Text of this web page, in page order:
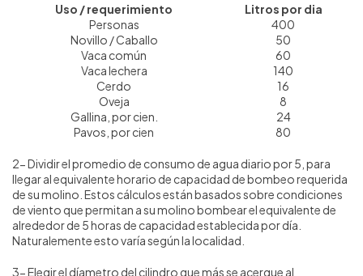
Uso / requerimiento
Litros por dia
Personas
400
Novillo / Caballo
50
Vaca común
60
Vaca lechera
140
Cerdo
16
Oveja
8
Gallina, por cien.
24
Pavos, por cien
80
2- Dividir el promedio de consumo de agua diario por 5, para
llegar al equivalente horario de capacidad de bombeo requerida
de su molino. Estos cálculos están basados sobre condiciones
de viento que permitan a su molino bombear el equivalente de
alrededor de 5 horas de capacidad establecida por día.
Naturalemente esto varía según la localidad.
3- Elegir el díametro del cilindro que más se acerque al